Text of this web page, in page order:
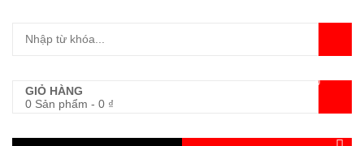
GIỎ HÀNG
0 Sản phẩm - 0 ₫
0